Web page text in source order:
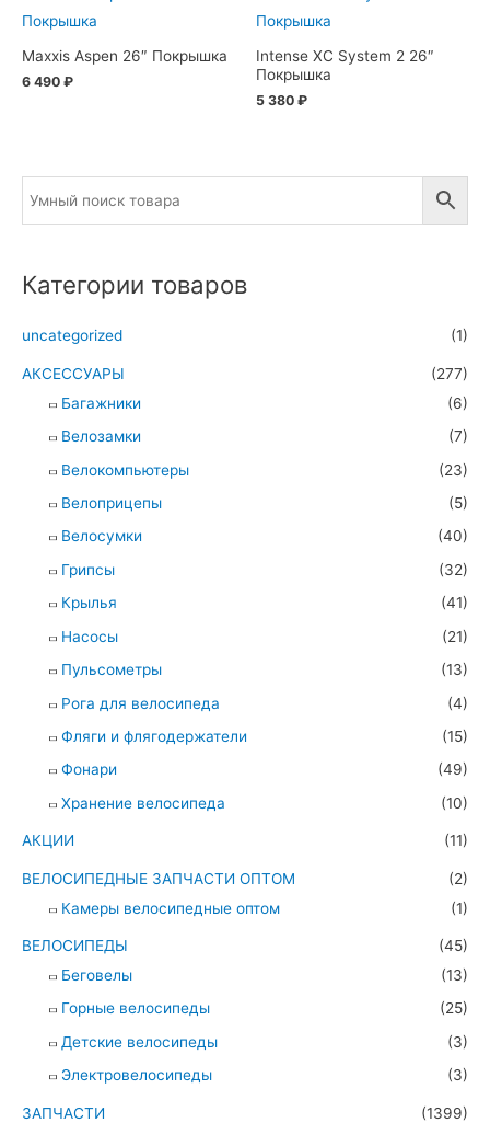
Maxxis Aspen 26″ Покрышка
6 490 ₽
Intense XC System 2 26″
Покрышка
5 380 ₽
Категории товаров
uncategorized (1)
АКСЕССУАРЫ
(277)
Багажники
(6)
Велозамки
(7)
Велокомпьютеры
(23)
Велоприцепы
(5)
Велосумки
(40)
Грипсы
(32)
Крылья
(41)
Насосы
(21)
Пульсометры
(13)
Рога для велосипеда
(4)
Фляги и флягодержатели
(15)
Фонари
(49)
Хранение велосипеда
(10)
АКЦИИ (11)
ВЕЛОСИПЕДНЫЕ ЗАПЧАСТИ ОПТОМ
(2)
Камеры велосипедные оптом
(1)
ВЕЛОСИПЕДЫ
(45)
Беговелы
(13)
Горные велосипеды
(25)
Детские велосипеды
(3)
Электровелосипеды
(3)
ЗАПЧАСТИ
(1399)